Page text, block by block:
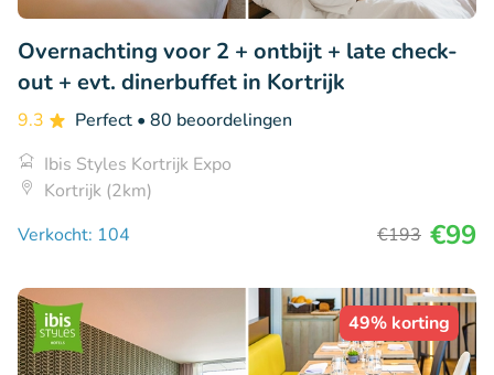
Overnachting voor 2 + ontbijt + late check-
out + evt. dinerbuffet in Kortrijk
9.3 Perfect • 80 beoordelingen
Ibis Styles Kortrijk Expo
Kortrijk (2km)
Verkocht: 104
€193 €99
49% korting